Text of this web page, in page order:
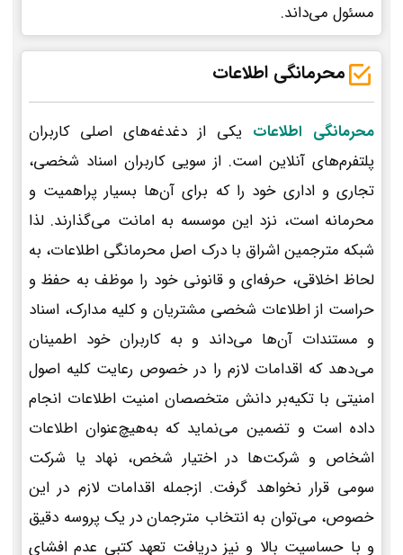
مسئول می‌داند.
محرمانگی اطلاعات
محرمانگی اطلاعات یکی از دغدغه‌های اصلی کاربران
پلتفرم‌های آنلاین است. از سویی کاربران اسناد شخصی،
تجاری و اداری خود را که برای آن‌ها بسیار پراهمیت و
محرمانه است، نزد این موسسه به امانت می‌گذارند. لذا
شبکه مترجمین اشراق با درک اصل محرمانگی اطلاعات، به
لحاظ اخلاقی، حرفه‌ای و قانونی خود را موظف به حفظ و
حراست از اطلاعات شخصی مشتریان و کلیه مدارک، اسناد
و مستندات آن‌ها می‌داند و به کاربران خود اطمینان
می‌دهد که اقدامات لازم را در خصوص رعایت کلیه اصول
امنیتی با تکیه‌بر دانش متخصصان امنیت اطلاعات انجام
داده است و تضمین می‌نماید که به‌هیچ‌عنوان اطلاعات
اشخاص و شرکت‌ها در اختیار شخص، نهاد یا شرکت
سومی قرار نخواهد گرفت. ازجمله اقدامات لازم در این
خصوص، می‌توان به انتخاب مترجمان در یک پروسه دقیق
و با حساسیت بالا و نیز دریافت تعهد کتبی عدم افشای